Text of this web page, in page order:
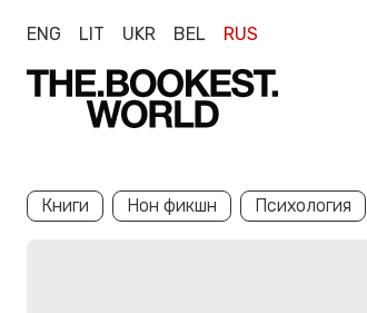
ENG LIT UKR BEL RUS
Книги Нон фикшн Психология